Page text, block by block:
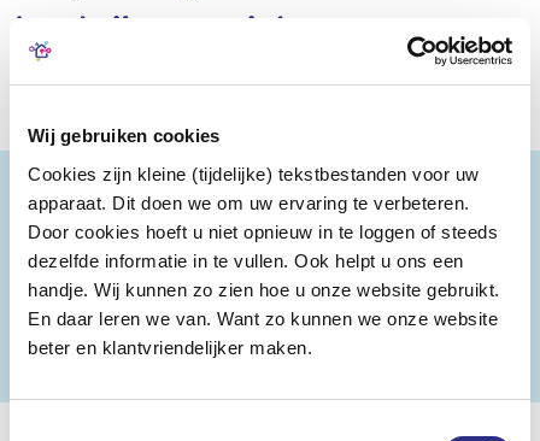
Wij gebruiken cookies
Cookies zijn kleine (tijdelijke) tekstbestanden voor uw
apparaat. Dit doen we om uw ervaring te verbeteren.
Door cookies hoeft u niet opnieuw in te loggen of steeds
dezelfde informatie in te vullen. Ook helpt u ons een
handje. Wij kunnen zo zien hoe u onze website gebruikt.
En daar leren we van. Want zo kunnen we onze website
beter en klantvriendelijker maken.
Inschrijven en inloggen
Veelgestelde vragen over: Inschrijven en
inloggen
Naar alle Vragen en antwoorden